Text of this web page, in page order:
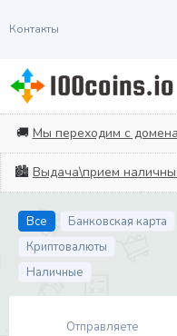
Контакты
🚚 Мы переходим с
🏙️ Выдача\прием
Все
Банковская карта
Криптовалюты
Наличные
Отправляете